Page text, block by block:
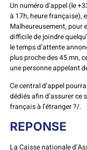
Un numéro d’appel (le
à 17h, heure française),
Malheureusement, pour
difficile de joindre
le temps d’attente
plus proche des 45 mn,
une personne appelant
Ce central d’appel
dédiés afin d’assurer
français à l’étranger ?/.
REPONSE
La Caisse nationale